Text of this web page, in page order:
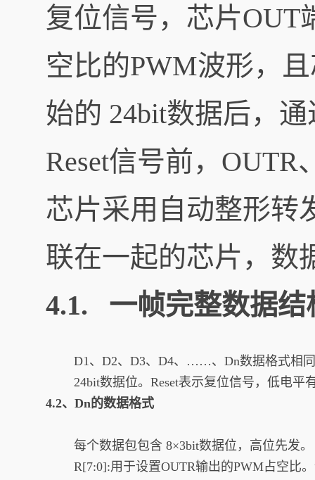
复位信号，芯片OUT
空比的PWM波形，
始的 24bit数据后，
Reset信号前，
芯片采用自动整形转
联在一起的芯片，数
4.1. 一帧完整数据结
D1、D2、D3、D4、……、Dn数据格式相
24bit数据位。Reset表示复位信号，低电平
4.2、Dn的数据格式
每个数据包包含 8×3bit数据位，高位先发。
R[7:0]:用于设置OUTR输出的PWM占空比